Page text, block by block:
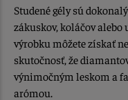
Studené gély sú
zákuskov, koláčov alebo
výrobku môžete získať
skutočnosť, že
výnimočným leskom a
arómou.